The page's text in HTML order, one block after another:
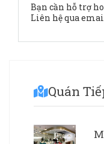
Bạn cần hỗ trợ
Liên hệ qua
Quán